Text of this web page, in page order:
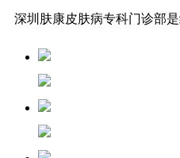
深圳肤康皮肤病专科门诊部